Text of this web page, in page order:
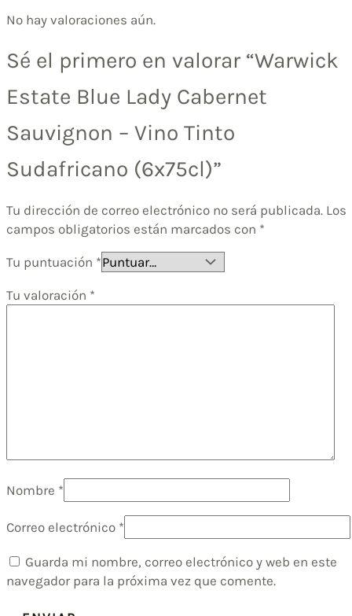
No hay valoraciones aún.
Sé el primero en valorar “Warwick
Estate Blue Lady Cabernet
Sauvignon – Vino Tinto
Sudafricano (6x75cl)”
Tu dirección de correo electrónico no será publicada. Los
campos obligatorios están marcados con *
Tu puntuación *
Tu valoración *
Nombre *
Correo electrónico *
Guarda mi nombre, correo electrónico y web en este
navegador para la próxima vez que comente.